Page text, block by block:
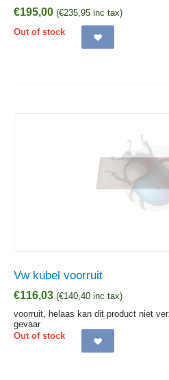
€195,00 (€235,95 inc tax)
Out of stock
Vw kubel voorruit
€116,03 (€140,40 inc tax)
voorruit, helaas kan dit product niet
gevaar
Out of stock